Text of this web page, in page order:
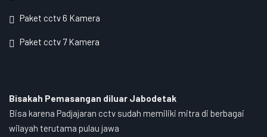
Paket cctv 6 Kamera
Paket cctv 7 Kamera
Bisakah Pemasangan diluar Jabodetak
Bisa karena Padjajaran cctv sudah memiliki mitra di berbagai
wilayah terutama pulau jawa